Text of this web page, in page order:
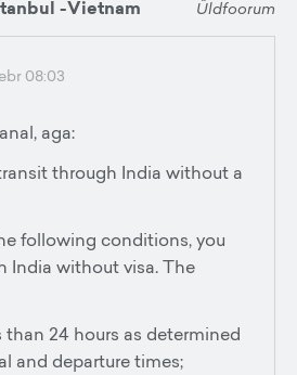
-Vietnam Üldfoorum
08:03
aga:
through India without a
following conditions, you
India without visa. The
than 24 hours as determined
and departure times;